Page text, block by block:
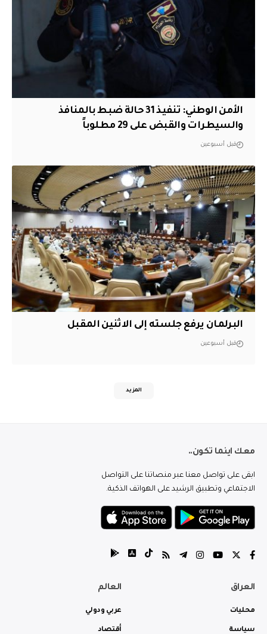
الأمن الوطني: تنفيذ 31 حالة ضبط بالمنافذ
والسيطرات والقبض على 29 مطلوباً
قبل أسبوعين
البرلمان يرفع جلسته إلى الاثنين المقبل
قبل أسبوعين
المزيد
معك اينما تكون..
ابقى على تواصل معنا عبر منصاتنا على التواصل
الاجتماعي وتطبيق الرشيد على الهواتف الذكية.
العراق
محليات
سياسة
العالم
عربي ودولي
أقتصاد